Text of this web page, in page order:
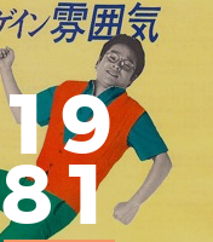
19
81